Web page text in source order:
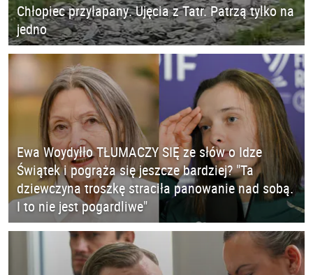
Chłopiec przyłapany. Ujęcia z Tatr. Patrzą tylko na
jedno
Ewa Woydyłło TŁUMACZY SIĘ ze słów o Idze
Świątek i pogrąża się jeszcze bardziej? "Ta
dziewczyna troszkę straciła panowanie nad sobą.
I to nie jest pogardliwe"